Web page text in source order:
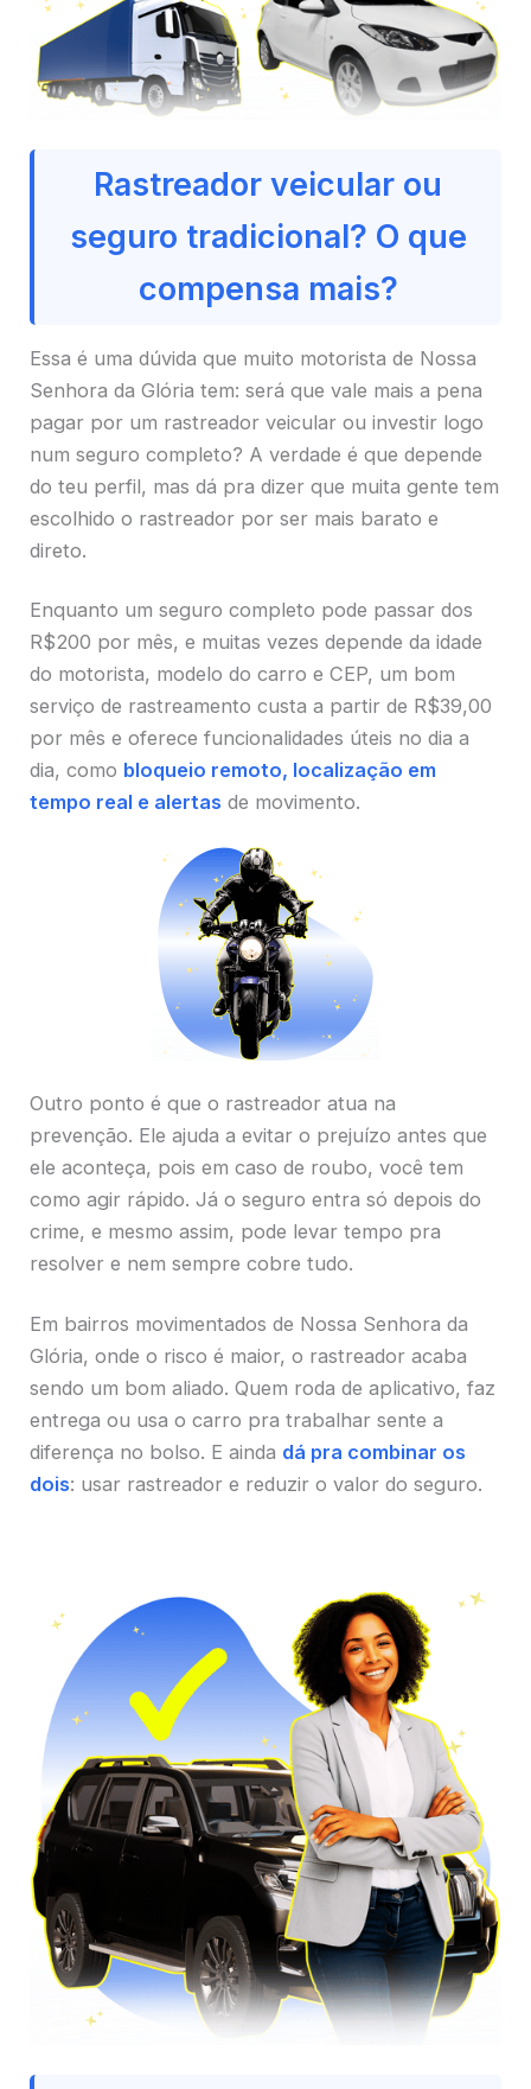
Rastreador veicular ou
seguro tradicional? O que
compensa mais?
Essa é uma dúvida que muito motorista de Nossa
Senhora da Glória tem: será que vale mais a pena
pagar por um rastreador veicular ou investir logo
num seguro completo? A verdade é que depende
do teu perfil, mas dá pra dizer que muita gente tem
escolhido o rastreador por ser mais barato e
direto.
Enquanto um seguro completo pode passar dos
R$200 por mês, e muitas vezes depende da idade
do motorista, modelo do carro e CEP, um bom
serviço de rastreamento custa a partir de R$39,00
por mês e oferece funcionalidades úteis no dia a
dia, como bloqueio remoto, localização em
tempo real e alertas de movimento.
Outro ponto é que o rastreador atua na
prevenção. Ele ajuda a evitar o prejuízo antes que
ele aconteça, pois em caso de roubo, você tem
como agir rápido. Já o seguro entra só depois do
crime, e mesmo assim, pode levar tempo pra
resolver e nem sempre cobre tudo.
Em bairros movimentados de Nossa Senhora da
Glória, onde o risco é maior, o rastreador acaba
sendo um bom aliado. Quem roda de aplicativo, faz
entrega ou usa o carro pra trabalhar sente a
diferença no bolso. E ainda dá pra combinar os
dois: usar rastreador e reduzir o valor do seguro.